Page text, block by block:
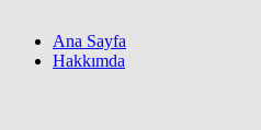
Ana Sayfa
Hakkımda